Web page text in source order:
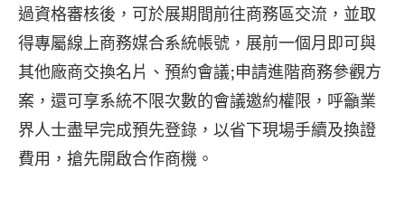
過資格審核後，可於展期間前往商務區交流，並取
得專屬線上商務媒合系統帳號，展前一個月即可與
其他廠商交換名片、預約會議;申請進階商務參觀方
案，還可享系統不限次數的會議邀約權限，呼籲業
界人士盡早完成預先登錄，以省下現場手續及換證
費用，搶先開啟合作商機。